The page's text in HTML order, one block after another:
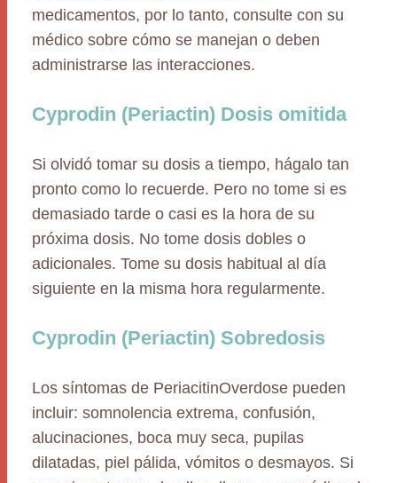
medicamentos, por lo tanto, consulte con su
médico sobre cómo se manejan o deben
administrarse las interacciones.
Cyprodin (Periactin) Dosis omitida
Si olvidó tomar su dosis a tiempo, hágalo tan
pronto como lo recuerde. Pero no tome si es
demasiado tarde o casi es la hora de su
próxima dosis. No tome dosis dobles o
adicionales. Tome su dosis habitual al día
siguiente en la misma hora regularmente.
Cyprodin (Periactin) Sobredosis
Los síntomas de PeriacitinOverdose pueden
incluir: somnolencia extrema, confusión,
alucinaciones, boca muy seca, pupilas
dilatadas, piel pálida, vómitos o desmayos. Si